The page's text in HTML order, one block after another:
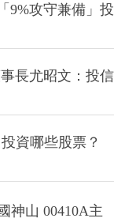
9%攻守兼備」投
長尤昭文：投信
資哪些股票？
神山 00410A主